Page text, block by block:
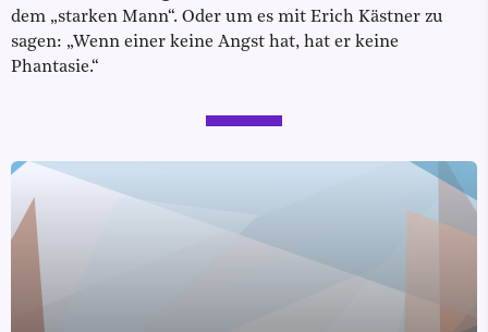
dem „starken Mann“. Oder um es mit Erich Kästner zu
sagen: „Wenn einer keine Angst hat, hat er keine
Phantasie.“